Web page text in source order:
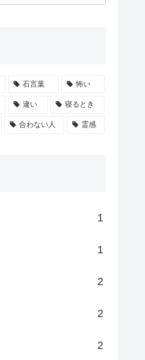
石言葉 怖い
違い 寝るとき
合わない人 霊感
1
1
2
2
2